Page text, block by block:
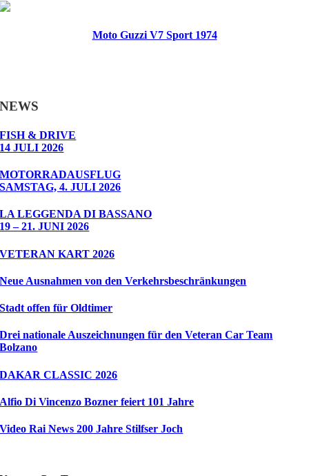
Moto Guzzi V7 Sport 1974
NEWS
FISH & DRIVE
14 JULI 2026
MOTORRADAUSFLUG
SAMSTAG, 4. JULI 2026
LA LEGGENDA DI BASSANO
19 – 21. JUNI 2026
VETERAN KART 2026
Neue Ausnahmen von den Verkehrsbeschränkungen
Stadt offen für Oldtimer
Drei nationale Auszeichnungen für den Veteran Car Team
Bolzano
DAKAR CLASSIC 2026
Alfio Di Vincenzo Bozner feiert 101 Jahre
Video Rai News 200 Jahre Stilfser Joch